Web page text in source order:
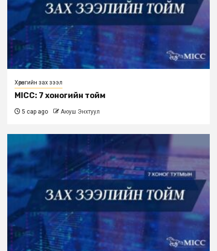
Хөрөнгийн зах зээл
MICC: 7 хоногийн тойм
5 сар ago Аюуш Энхтуул